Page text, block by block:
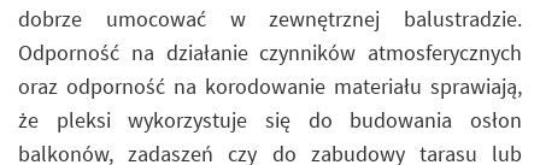
dobrze umocować w zewnętrznej balustradzie.
Odporność na działanie czynników atmosferycznych
oraz odporność na korodowanie materiału sprawiają,
że pleksi wykorzystuje się do budowania osłon
balkonów, zadaszeń czy do zabudowy tarasu lub